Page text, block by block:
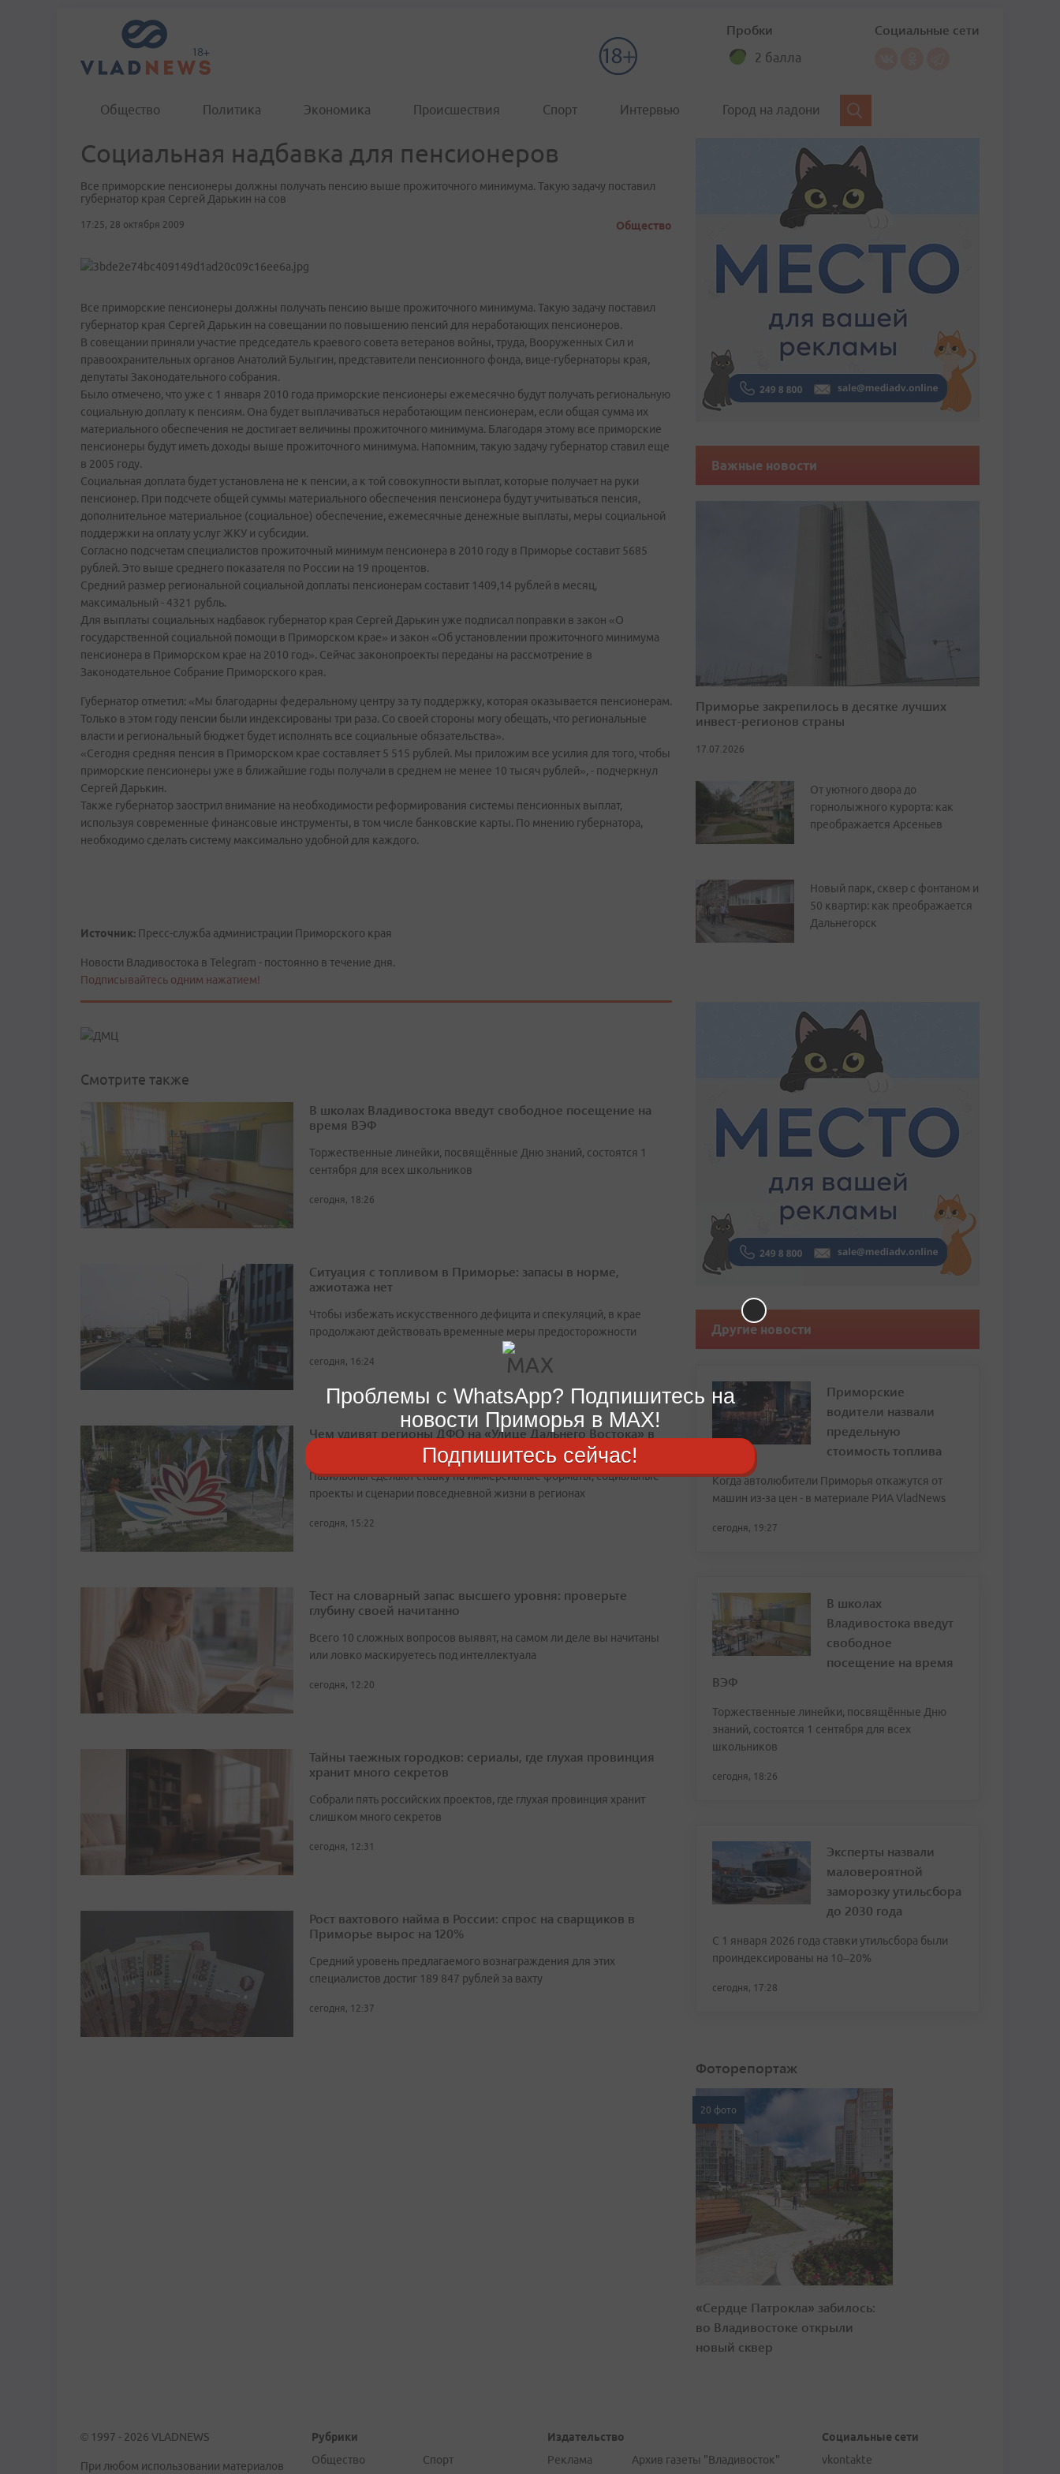
Пробки
2 балла
Социальные сети
Общество Политика Экономика Происшествия Спорт Интервью Город на ладони
Социальная надбавка для пенсионеров
Все приморские пенсионеры должны получать пенсию выше прожиточного минимума. Такую задачу поставил
губернатор края Сергей Дарькин на сов
17:25, 28 октября 2009 Общество
Все приморские пенсионеры должны получать пенсию выше прожиточного минимума. Такую задачу поставил
губернатор края Сергей Дарькин на совещании по повышению пенсий для неработающих пенсионеров.
В совещании приняли участие председатель краевого совета ветеранов войны, труда, Вооруженных Сил и
правоохранительных органов Анатолий Булыгин, представители пенсионного фонда, вице-губернаторы края,
депутаты Законодательного собрания.
Было отмечено, что уже с 1 января 2010 года приморские пенсионеры ежемесячно будут получать региональную
социальную доплату к пенсиям. Она будет выплачиваться неработающим пенсионерам, если общая сумма их
материального обеспечения не достигает величины прожиточного минимума. Благодаря этому все приморские
пенсионеры будут иметь доходы выше прожиточного минимума. Напомним, такую задачу губернатор ставил еще
в 2005 году.
Социальная доплата будет установлена не к пенсии, а к той совокупности выплат, которые получает на руки
пенсионер. При подсчете общей суммы материального обеспечения пенсионера будут учитываться пенсия,
дополнительное материальное (социальное) обеспечение, ежемесячные денежные выплаты, меры социальной
поддержки на оплату услуг ЖКУ и субсидии.
Согласно подсчетам специалистов прожиточный минимум пенсионера в 2010 году в Приморье составит 5685
рублей. Это выше среднего показателя по России на 19 процентов.
Средний размер региональной социальной доплаты пенсионерам составит 1409,14 рублей в месяц,
максимальный - 4321 рубль.
Для выплаты социальных надбавок губернатор края Сергей Дарькин уже подписал поправки в закон «О
государственной социальной помощи в Приморском крае» и закон «Об установлении прожиточного минимума
пенсионера в Приморском крае на 2010 год». Сейчас законопроекты переданы на рассмотрение в
Законодательное Собрание Приморского края.
Губернатор отметил: «Мы благодарны федеральному центру за ту поддержку, которая оказывается пенсионерам.
Только в этом году пенсии были индексированы три раза. Со своей стороны могу обещать, что региональные
власти и региональный бюджет будет исполнять все социальные обязательства».
«Сегодня средняя пенсия в Приморском крае составляет 5 515 рублей. Мы приложим все усилия для того, чтобы
приморские пенсионеры уже в ближайшие годы получали в среднем не менее 10 тысяч рублей», - подчеркнул
Сергей Дарькин.
Также губернатор заострил внимание на необходимости реформирования системы пенсионных выплат,
используя современные финансовые инструменты, в том числе банковские карты. По мнению губернатора,
необходимо сделать систему максимально удобной для каждого.
Источник: Пресс-служба администрации Приморского края
Новости Владивостока в Telegram - постоянно в течение дня.
Подписывайтесь одним нажатием!
Смотрите также
В школах Владивостока введут свободное посещение на
время ВЭФ
Торжественные линейки, посвящённые Дню знаний, состоятся 1
сентября для всех школьников
сегодня, 18:26
Ситуация с топливом в Приморье: запасы в норме,
ажиотажа нет
Чтобы избежать искусственного дефицита и спекуляций, в крае
продолжают действовать временные меры предосторожности
сегодня, 16:24
Чем удивят регионы ДФО на «Улице Дальнего Востока» в
этом году на ВЭФ
Павильоны сделают ставку на иммерсивные форматы, социальные
проекты и сценарии повседневной жизни в регионах
сегодня, 15:22
Тест на словарный запас высшего уровня: проверьте
глубину своей начитанно
Всего 10 сложных вопросов выявят, на самом ли деле вы начитаны
или ловко маскируетесь под интеллектуала
сегодня, 12:20
Тайны таежных городков: сериалы, где глухая провинция
хранит много секретов
Собрали пять российских проектов, где глухая провинция хранит
слишком много секретов
сегодня, 12:31
Рост вахтового найма в России: спрос на сварщиков в
Приморье вырос на 120%
Средний уровень предлагаемого вознаграждения для этих
специалистов достиг 189 847 рублей за вахту
сегодня, 12:37
Важные новости
Приморье закрепилось в десятке лучших
инвест-регионов страны
17.07.2026
От уютного двора до
горнолыжного курорта: как
преображается Арсеньев
Новый парк, сквер с фонтаном и
50 квартир: как преображается
Дальнегорск
Другие новости
Приморские
водители назвали
предельную
стоимость топлива
Когда автолюбители Приморья откажутся от
машин из-за цен - в материале РИА VladNews
сегодня, 19:27
В школах
Владивостока введут
свободное
посещение на время
ВЭФ
Торжественные линейки, посвящённые Дню
знаний, состоятся 1 сентября для всех
школьников
сегодня, 18:26
Эксперты назвали
маловероятной
заморозку утильсбора
до 2030 года
С 1 января 2026 года ставки утильсбора были
проиндексированы на 10–20%
сегодня, 17:28
Фоторепортаж
20 фото
«Сердце Патрокла» забилось:
во Владивостоке открыли
новый сквер
© 1997 - 2026 VLADNEWS
При любом использовании материалов
Рубрики
Общество
Спорт
Издательство
Реклама
Архив газеты "Владивосток"
Социальные сети
vkontakte
Проблемы с WhatsApp? Подпишитесь на
новости Приморья в MAX!
Подпишитесь сейчас!